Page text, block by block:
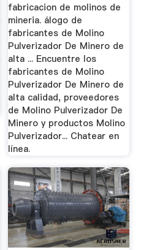
fabricacion de molinos de
mineria. álogo de
fabricantes de Molino
Pulverizador De Minero de
alta ... Encuentre los
fabricantes de Molino
Pulverizador De Minero de
alta calidad, proveedores
de Molino Pulverizador De
Minero y productos Molino
Pulverizador... Chatear en
línea.